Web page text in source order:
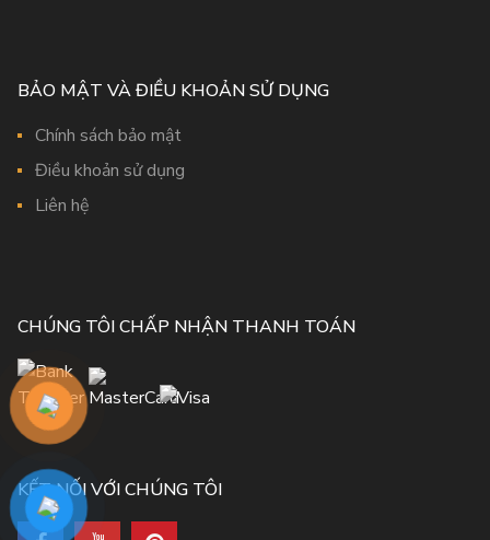
BẢO MẬT VÀ ĐIỀU KHOẢN SỬ DỤNG
Chính sách bảo mật
Điều khoản sử dụng
Liên hệ
CHÚNG TÔI CHẤP NHẬN THANH TOÁN
KẾT NỐI VỚI CHÚNG TÔI